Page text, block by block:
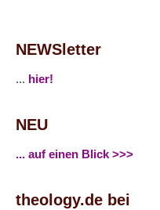
NEWSletter
... hier!
NEU
... auf einen Blick >>>
theology.de bei